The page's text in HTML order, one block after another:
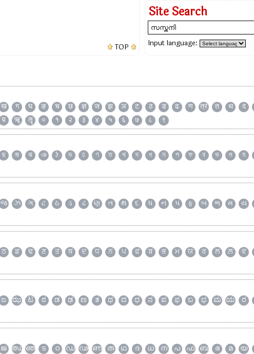
TOP
Site Search
Input language:
ख ग घ ङ च छ ज्ञ ज झ ञ ट ठ ड ढ ण त्र त थ द
य़ ॠ ॡ ० १ २ ३ ४ ५ ६ ७ ८ ९
ছ জ ঝ ঞ ঠ ড ঢ ণ ত থ দ ধ ন প ফ ব ভ ম য
જ ઝ ઞ ટ ઠ ડ ઢ ણ ત થ દ ધ ન પ ફ બ ભ મ ય
ਠ ਡ ਢ ਣ ਤ ਥ ਦ ਧ ਨ ਪ ਫ ਬ ਭ ਮ ਯ ਰ ਲ ਲ਼ ਵ
ಜ ಝ ಟ ಠ ಡ ಢ ಣ ತ ಥ ದ ಧ ನ ಪ ಫ ಬ ಭ ಮ ಯ ರ
ജ ഝ ഞ ട ഠ ഡ ഢ ണ ത ഥ ദ ധ ന പ ഫ ബ ഭ മ യ